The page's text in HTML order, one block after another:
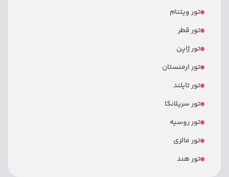
تور ویتنام
تور قطر
تور ژاپن
تور ارمنستان
تور تایلند
تور سریلانکا
تور روسیه
تور مالزی
تور هند